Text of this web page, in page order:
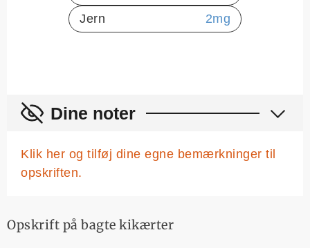
Jern 2mg
Dine noter
Klik her og tilføj dine egne bemærkninger til
opskriften.
Opskrift på bagte kikærter